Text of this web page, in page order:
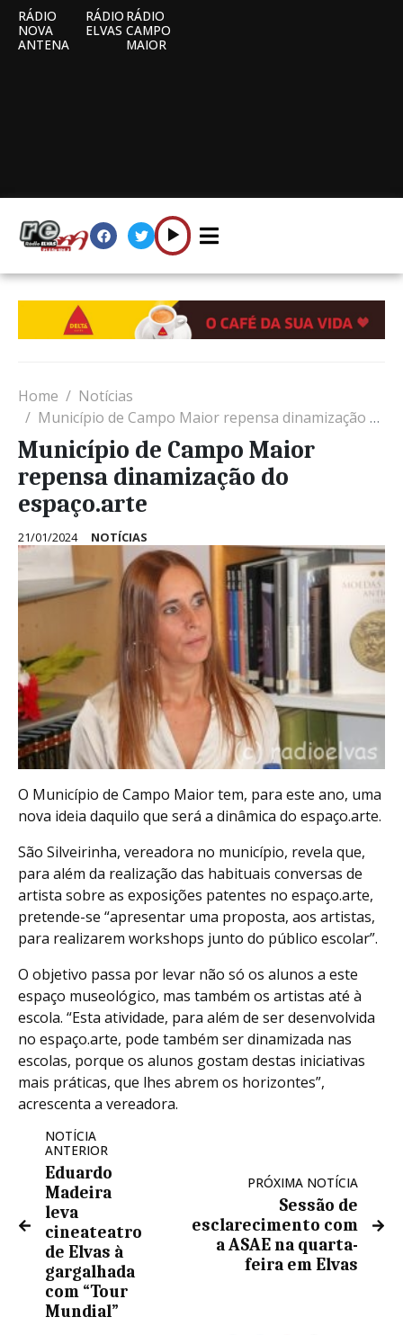
RÁDIO
NOVA
ANTENA
RÁDIO
ELVAS
RÁDIO
CAMPO
MAIOR
Home
Notícias
Município de Campo Maior repensa dinamização do espaço.arte
Município de Campo Maior
repensa dinamização do
espaço.arte
21/01/2024 NOTÍCIAS
O Município de Campo Maior tem, para este ano, uma
nova ideia daquilo que será a dinâmica do espaço.arte.
São Silveirinha, vereadora no município, revela que,
para além da realização das habituais conversas de
artista sobre as exposições patentes no espaço.arte,
pretende-se “apresentar uma proposta, aos artistas,
para realizarem workshops junto do público escolar”.
O objetivo passa por levar não só os alunos a este
espaço museológico, mas também os artistas até à
escola. “Esta atividade, para além de ser desenvolvida
no espaço.arte, pode também ser dinamizada nas
escolas, porque os alunos gostam destas iniciativas
mais práticas, que lhes abrem os horizontes”,
acrescenta a vereadora.
NOTÍCIA
ANTERIOR
Eduardo
Madeira
leva
cineateatro
de Elvas à
gargalhada
com “Tour
Mundial”
PRÓXIMA NOTÍCIA
Sessão de
esclarecimento com
a ASAE na quarta-
feira em Elvas